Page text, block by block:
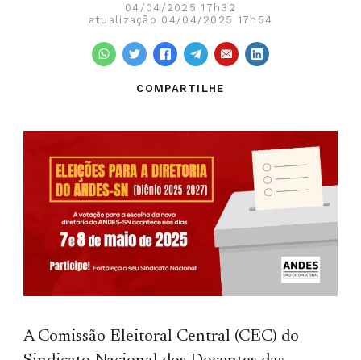
04/04/2025 17h32
atualização 04/04/2025 17h54
COMPARTILHE
A Comissão Eleitoral Central (CEC) do